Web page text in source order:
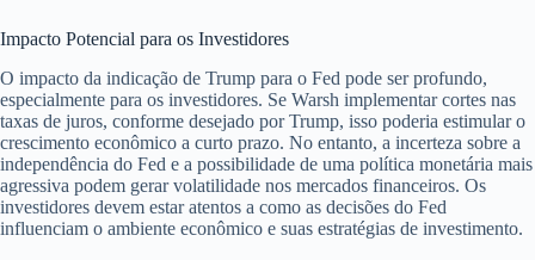
Impacto Potencial para os Investidores
O impacto da indicação de Trump para o Fed pode ser profundo,
especialmente para os investidores. Se Warsh implementar cortes nas
taxas de juros, conforme desejado por Trump, isso poderia estimular o
crescimento econômico a curto prazo. No entanto, a incerteza sobre a
independência do Fed e a possibilidade de uma política monetária mais
agressiva podem gerar volatilidade nos mercados financeiros. Os
investidores devem estar atentos a como as decisões do Fed
influenciam o ambiente econômico e suas estratégias de investimento.